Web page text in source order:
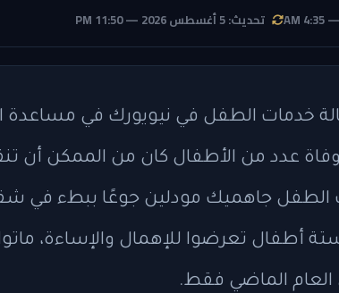
تحديث: 5 أغسطس 2026 — 11:50 PM
خدمات الطفل في نيويورك في مساعدة
وفاة عدد من الأطفال كان من الممكن
الطفل جاهميك مودلين جوعًا ببطء في
أطفال تعرضوا للإهمال والإساءة،
العام الماضي فقط.